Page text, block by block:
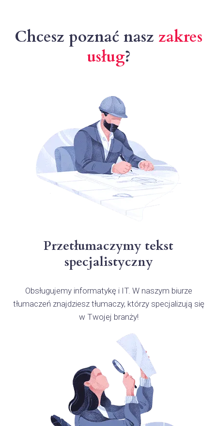
Chcesz poznać nasz zakres
usług?
Przetłumaczymy tekst
specjalistyczny
Obsługujemy informatykę i IT. W naszym biurze
tłumaczeń znajdziesz tłumaczy, którzy specjalizują się
w Twojej branży!